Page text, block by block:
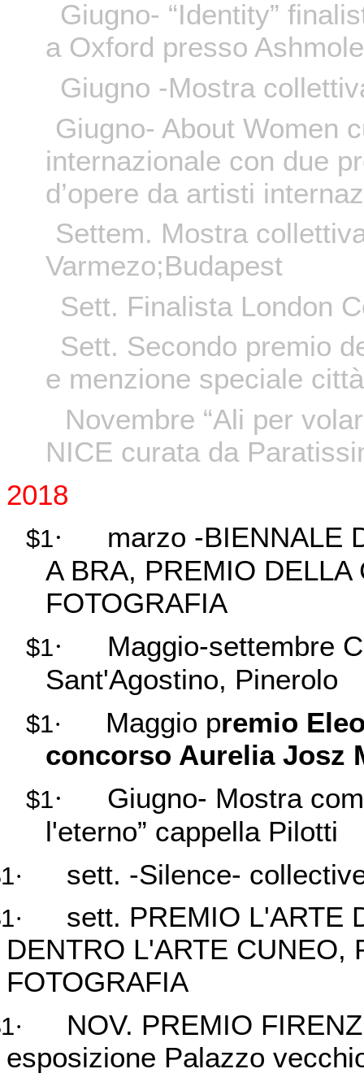
Giugno- “Identity”
a Oxford presso
Giugno -Mostra
Giugno- About Women
internazionale con due
d’opere da artisti
Settem. Mostra
Varmezo;Budapest
Sett. Finalista London
Sett. Secondo premio
e menzione speciale
Novembre “Ali per
NICE curata da
2018
$1·
marzo -BIENNALE
A BRA, PREMIO
FOTOGRAFIA
$1·
Maggio-settembre
Sant'Agostino, Pinerolo
$1· Maggio premio
concorso Aurelia Josz
$1·
Giugno- Mostra
l'eterno” cappella Pilotti
· sett. -Silence-
·
sett. PREMIO L'ARTE
DENTRO L'ARTE CUNEO,
FOTOGRAFIA
·
NOV. PREMIO
esposizione Palazzo